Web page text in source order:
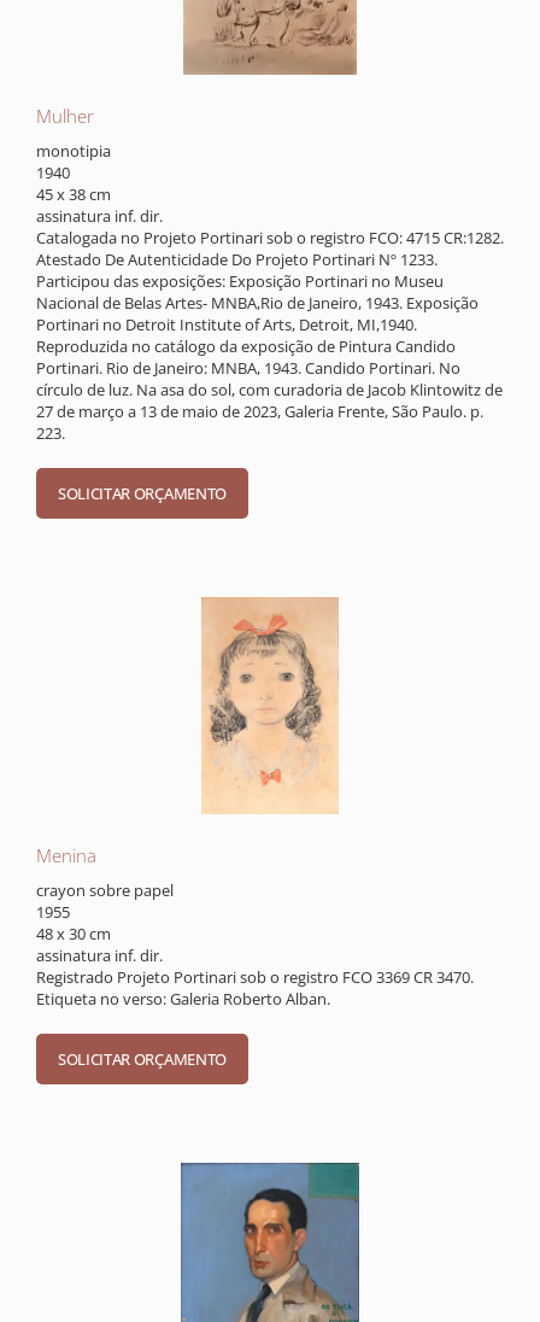
Mulher
monotipia
1940
45 x 38 cm
assinatura inf. dir.
Catalogada no Projeto Portinari sob o registro FCO: 4715 CR:1282.
Atestado De Autenticidade Do Projeto Portinari Nº 1233.
Participou das exposições: Exposição Portinari no Museu
Nacional de Belas Artes- MNBA,Rio de Janeiro, 1943. Exposição
Portinari no Detroit Institute of Arts, Detroit, MI,1940.
Reproduzida no catálogo da exposição de Pintura Candido
Portinari. Rio de Janeiro: MNBA, 1943. Candido Portinari. No
círculo de luz. Na asa do sol, com curadoria de Jacob Klintowitz de
27 de março a 13 de maio de 2023, Galeria Frente, São Paulo. p.
223.
Menina
crayon sobre papel
1955
48 x 30 cm
assinatura inf. dir.
Registrado Projeto Portinari sob o registro FCO 3369 CR 3470.
Etiqueta no verso: Galeria Roberto Alban.